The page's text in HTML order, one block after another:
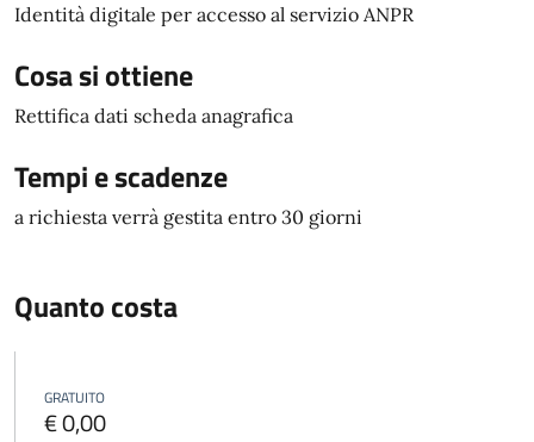
Identità digitale per accesso al servizio ANPR
Cosa si ottiene
Rettifica dati scheda anagrafica
Tempi e scadenze
a richiesta verrà gestita entro 30 giorni
Quanto costa
GRATUITO
€ 0,00